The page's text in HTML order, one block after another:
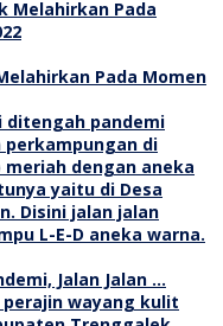
Pada Momen
Jalan Jalan …